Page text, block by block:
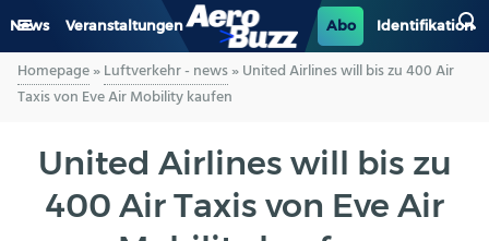
News Veranstaltungen Abo Identifikation
GENERAL AVIATION
LUFTVERKEHR
Homepage»Luftverkehr - news»United Airlines will bis zu 400 Air
Taxis von Eve Air Mobility kaufen
United Airlines will bis zu
400 Air Taxis von Eve Air